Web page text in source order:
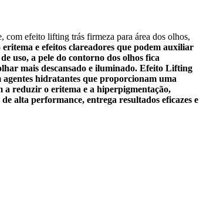
com efeito lifting trás firmeza para área dos olhos,
e efeitos clareadores que podem auxiliar
uso, a pele do contorno dos olhos fica
mais descansado e iluminado. Efeito Lifting
hidratantes que proporcionam uma
reduzir o eritema e a hiperpigmentação,
alta performance, entrega resultados eficazes e